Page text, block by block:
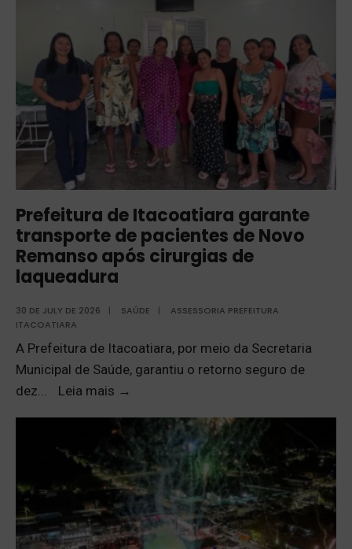
Prefeitura de Itacoatiara garante
transporte de pacientes de Novo
Remanso após cirurgias de
laqueadura
30 DE JULY DE 2026 | SAÚDE |
ASSESSORIA PREFEITURA
ITACOATIARA
A Prefeitura de Itacoatiara, por meio da Secretaria
Municipal de Saúde, garantiu o retorno seguro de
dez
Leia mais →